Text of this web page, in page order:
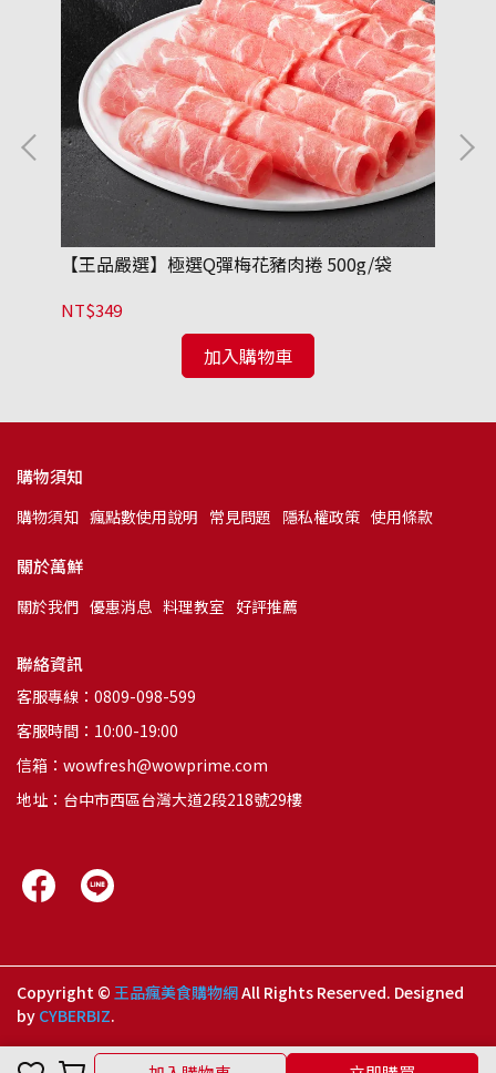
【王品嚴選】極選Q彈梅花豬肉捲 500g/袋
NT$349
加入購物車
購物須知
購物須知 瘋點數使用說明 常見問題 隱私權政策 使用條款
關於萬鮮
關於我們 優惠消息 料理教室 好評推薦
聯絡資訊
客服專線：0809-098-599
客服時間：10:00-19:00
信箱：wowfresh@wowprime.com
地址：台中市西區台灣大道2段218號29樓
Copyright © 王品瘋美食購物網All Rights Reserved. Designed
by CYBERBIZ.